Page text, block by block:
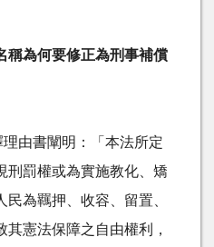
稱為何要修正為刑事補償
由書闡明：「本法所定
刑罰權或為實施教化、矯
為羈押、收容、留置、
憲法保障之自由權利，